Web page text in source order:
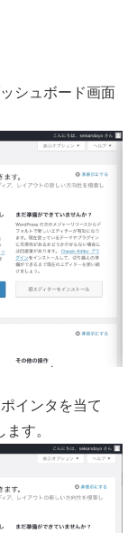
シュボード画面
インタを当て
す。